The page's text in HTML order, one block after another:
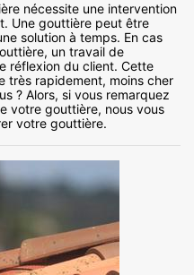
nécessite une intervention
Une gouttière peut être
solution à temps. En cas
un travail de
réflexion du client. Cette
très rapidement, moins cher
? Alors, si vous remarquez
votre gouttière, nous vous
votre gouttière.